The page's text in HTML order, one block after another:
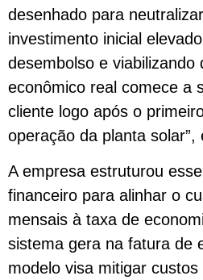
desenhado para
investimento inicial
desembolso e viabilizando
econômico real comece a
cliente logo após o
operação da planta solar”,
A empresa estruturou
financeiro para alinhar o
mensais à taxa de
sistema gera na fatura de
modelo visa mitigar